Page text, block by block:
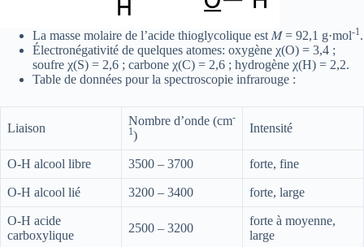
La masse molaire de l’acide thioglycolique est 𝑀 = 92,1 g·mol-1 .
Électronégativité de quelques atomes: oxygène χ(O) = 3,4 ;
soufre χ(S) = 2,6 ; carbone χ(C) = 2,6 ; hydrogène χ(H) = 2,2.
Table de données pour la spectroscopie infrarouge :
Liaison
Nombre d’onde (cm-
1)
Intensité
O-H alcool libre 3500 – 3700 forte, fine
O-H alcool lié 3200 – 3400 forte, large
O-H acide
carboxylique
2500 – 3200
forte à moyenne,
large